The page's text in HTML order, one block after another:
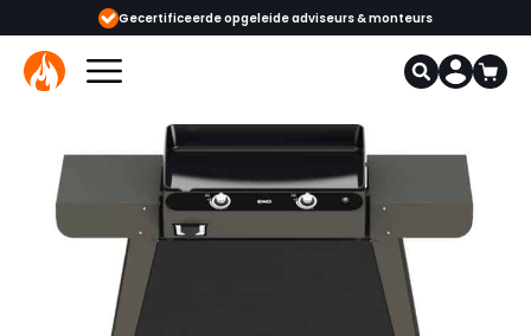
opgeleide adviseurs & monteurs 1000+ kachels en